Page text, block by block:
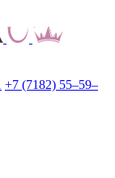
+7 (7182) 55–59–